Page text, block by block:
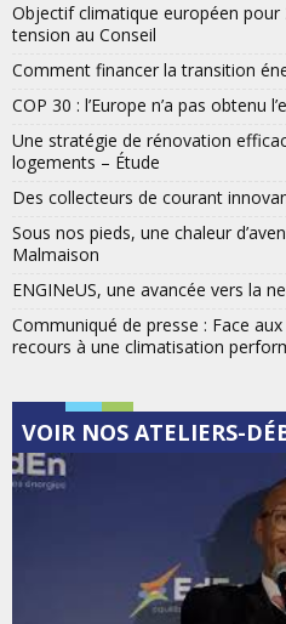
Objectif climatique européen
tension au Conseil
Comment financer la transition
COP 30 : l’Europe n’a pas obtenu
Une stratégie de rénovation
logements – Étude
Des collecteurs de courant
Sous nos pieds, une chaleur
Malmaison
ENGINeUS, une avancée vers la
Communiqué de presse : Face
recours à une climatisation
VOIR NOS ATELIERS-